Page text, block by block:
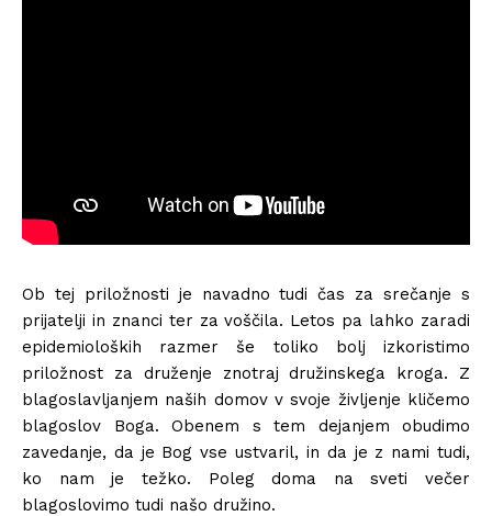
Ob tej priložnosti je navadno tudi čas za srečanje s
prijatelji in znanci ter za voščila. Letos pa lahko zaradi
epidemioloških razmer še toliko bolj izkoristimo
priložnost za druženje znotraj družinskega kroga. Z
blagoslavljanjem naših domov v svoje življenje kličemo
blagoslov Boga. Obenem s tem dejanjem obudimo
zavedanje, da je Bog vse ustvaril, in da je z nami tudi,
ko nam je težko. Poleg doma na sveti večer
blagoslovimo tudi našo družino.